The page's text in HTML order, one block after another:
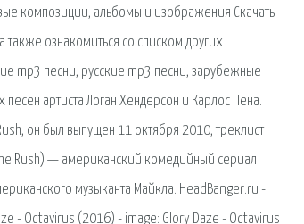
композиции, альбомы и изображения Скачать
ознакомиться со списком других
mp3 песни, русские mp3 песни, зарубежные
артиста Логан Хендерсон и Карлос Пена.
он был выпущен 11 октября 2010, треклист
Rush) — американский комедийный сериал
музыканта Майкла. HeadBanger.ru -
- Octavirus (2016) - image: Glory Daze - Octavirus